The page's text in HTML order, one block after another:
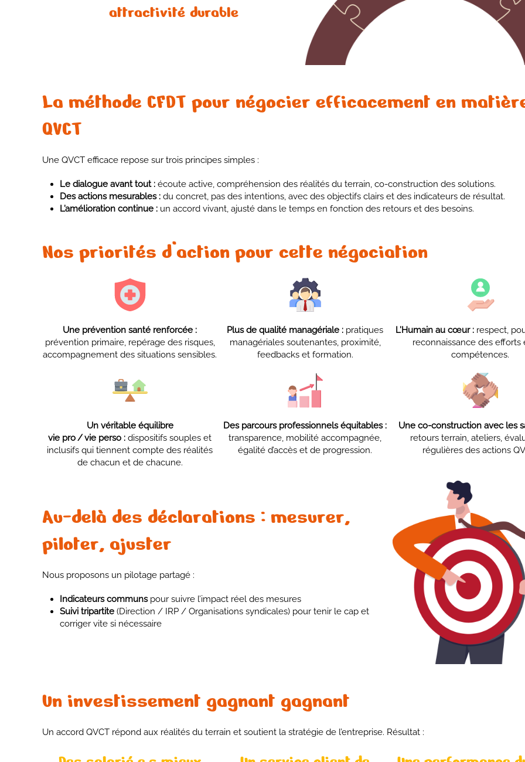
attractivité durable
La méthode CFDT pour négocier efficacement en
QVCT
Une QVCT efficace repose sur trois principes simples :
Le dialogue avant tout : écoute active, compréhension des réalités du terrain, co-construction des solutions.
Des actions mesurables : du concret, pas des intentions, avec des objectifs clairs et des indicateurs de résultat.
L’amélioration continue : un accord vivant, ajusté dans le temps en fonction des retours et des besoins.
Nos priorités d’action pour cette négociation
Une prévention santé renforcée :
prévention primaire, repérage des risques,
accompagnement des situations sensibles.
Plus de qualité managériale : pratiques
managériales soutenantes, proximité,
feedbacks et formation.
L’Humain au cœur :respect,
reconnaissance des efforts
compétences.
Un véritable équilibre
vie pro / vie perso : dispositifs souples et
inclusifs qui tiennent compte des réalités
de chacun et de chacune.
Des parcours professionnels équitables :
transparence, mobilité accompagnée,
égalité d’accès et de progression.
Une co-construction avec les
retours terrain, ateliers,
régulières des actions
Au-delà des déclarations : mesurer,
piloter, ajuster
Nous proposons un pilotage partagé :
Indicateurs communspour suivre l’impact réel des mesures
Suivi tripartite (Direction / IRP / Organisations syndicales) pour tenir le cap et
corriger vite si nécessaire
Un investissement gagnant gagnant
Un accord QVCT répond aux réalités du terrain et soutient la stratégie de l’entreprise. Résultat :